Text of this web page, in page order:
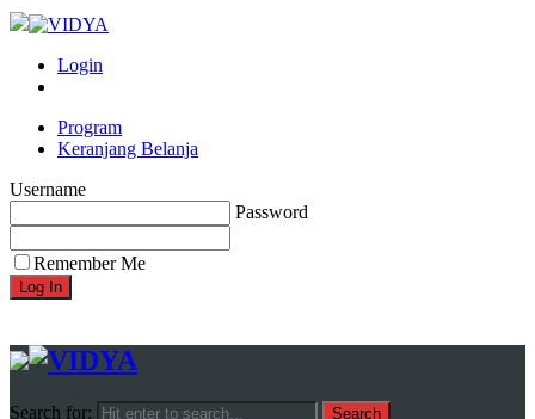
Login
Program
Keranjang Belanja
Username
Password
Remember Me
Search for: